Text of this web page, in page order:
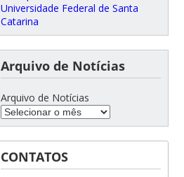
Universidade Federal de Santa
Catarina
Arquivo de Notícias
Arquivo de Notícias
CONTATOS